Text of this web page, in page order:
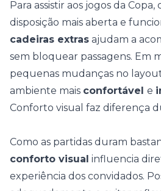
Para assistir aos jogos da
disposição mais aberta e
cadeiras extras ajudam a
sem bloquear passagens. Em
pequenas mudanças no
ambiente mais confortável e
Conforto visual faz diferença
Como as partidas duram
conforto visual influencia
experiência dos convidados.